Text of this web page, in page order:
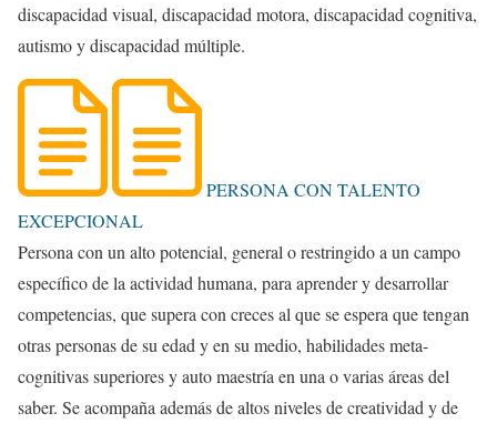
discapacidad visual, discapacidad motora, discapacidad cognitiva,
autismo y discapacidad múltiple.
PERSONA CON TALENTO
EXCEPCIONAL
Persona con un alto potencial, general o restringido a un campo
específico de la actividad humana, para aprender y desarrollar
competencias, que supera con creces al que se espera que tengan
otras personas de su edad y en su medio, habilidades meta-
cognitivas superiores y auto maestría en una o varias áreas del
saber. Se acompaña además de altos niveles de creatividad y de